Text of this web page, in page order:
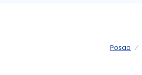
Posao